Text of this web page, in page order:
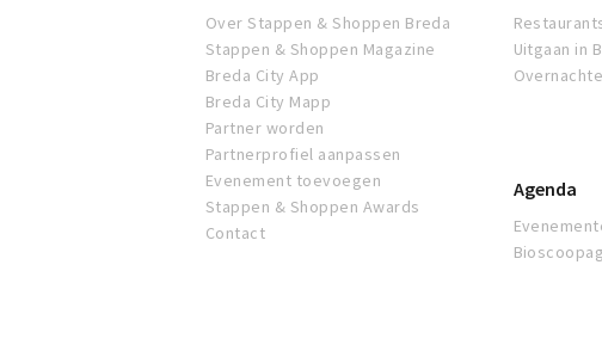
Over Stappen & Shoppen Breda
Stappen & Shoppen Magazine
Breda City App
Breda City Mapp
Partner worden
Partnerprofiel aanpassen
Evenement toevoegen
Stappen & Shoppen Awards
Contact
Uitgaan in
Agenda